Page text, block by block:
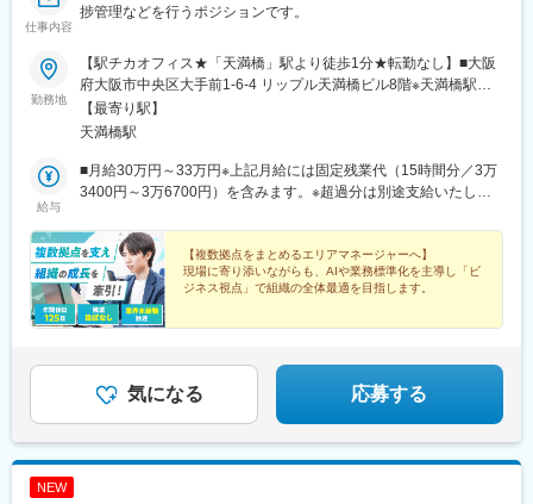
仕事内容
捗管理などを行うポジションです。
勤務地
【駅チカオフィス★「天満橋」駅より徒歩1分★転勤なし】■大阪
府大阪市中央区大手前1-6-4 リップル天満橋ビル8階※天満橋駅周
辺の他事業所への異動あり〈アクセス〉・京阪・大阪メトロ「天
満橋」駅より徒歩1分・大阪メトロ「谷町四丁目」駅より徒歩7分
【最寄り駅】
天満橋駅
給与
■月給30万円～33万円※上記月給には固定残業代（15時間分／3万
3400円～3万6700円）を含みます。※超過分は別途支給いたしま
【複数拠点をまとめるエリアマネージャーへ】
現場に寄り添いながらも、AIや業務標準化を主導し「ビ
ジネス視点」で組織の全体最適を目指します。
＃残業ほぼなし
気になる 応募する
NEW